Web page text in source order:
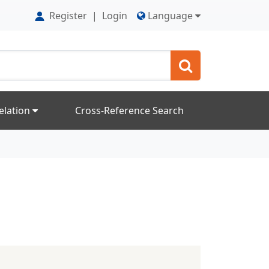
Register | Login Language
Cross-Reference Search